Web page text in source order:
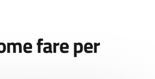
fare per